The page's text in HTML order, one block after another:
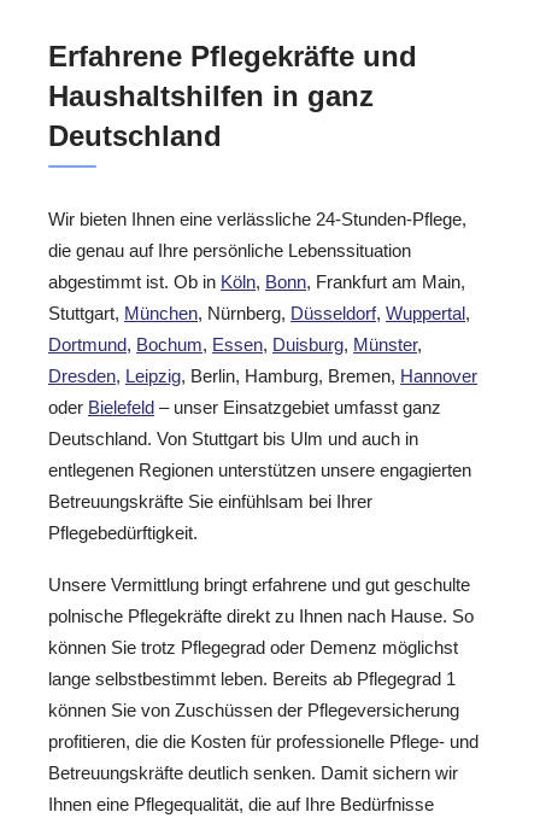
Erfahrene Pflegekräfte und
Haushaltshilfen in ganz
Deutschland
Wir bieten Ihnen eine verlässliche 24-Stunden-Pflege,
die genau auf Ihre persönliche Lebenssituation
abgestimmt ist. Ob in Köln, Bonn, Frankfurt am Main,
Stuttgart, München, Nürnberg, Düsseldorf, Wuppertal,
Dortmund, Bochum, Essen, Duisburg, Münster,
Dresden, Leipzig, Berlin, Hamburg, Bremen, Hannover
oder Bielefeld – unser Einsatzgebiet umfasst ganz
Deutschland. Von Stuttgart bis Ulm und auch in
entlegenen Regionen unterstützen unsere engagierten
Betreuungskräfte Sie einfühlsam bei Ihrer
Pflegebedürftigkeit.
Unsere Vermittlung bringt erfahrene und gut geschulte
polnische Pflegekräfte direkt zu Ihnen nach Hause. So
können Sie trotz Pflegegrad oder Demenz möglichst
lange selbstbestimmt leben. Bereits ab Pflegegrad 1
können Sie von Zuschüssen der Pflegeversicherung
profitieren, die die Kosten für professionelle Pflege- und
Betreuungskräfte deutlich senken. Damit sichern wir
Ihnen eine Pflegequalität, die auf Ihre Bedürfnisse